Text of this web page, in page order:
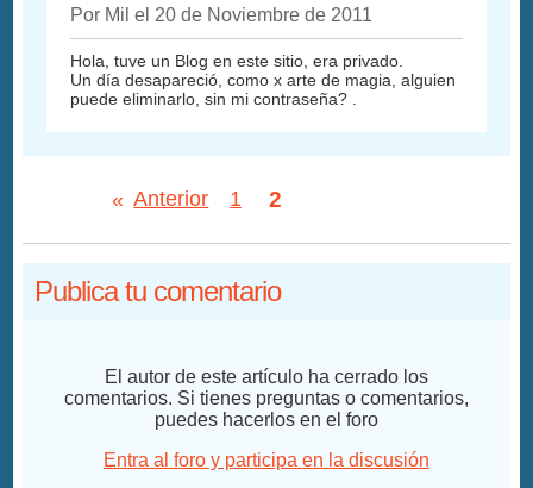
Por Mil el 20 de Noviembre de 2011
Hola, tuve un Blog en este sitio, era privado.
Un día desapareció, como x arte de magia, alguien
puede eliminarlo, sin mi contraseña? .
« Anterior 1 2
Publica tu comentario
El autor de este artículo ha cerrado los
comentarios. Si tienes preguntas o comentarios,
puedes hacerlos en el foro
Entra al foro y participa en la discusión